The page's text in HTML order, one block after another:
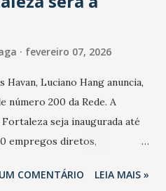
fevereiro 07, 2026
Luciano Hang anuncia,
número 200 da Rede. A
seja inaugurada até
empregos diretos,
anunciada oficialmente, mas
COMENTÁRIO LEIA MAIS »